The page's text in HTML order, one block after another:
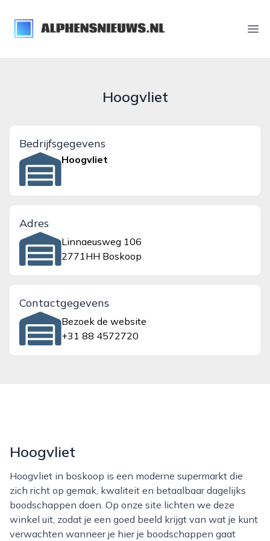
alphensnieuws.nl
Hoogvliet
Bedrijfsgegevens
Hoogvliet
Adres
Linnaeusweg 106
2771HH Boskoop
Contactgegevens
Bezoek de website
+31 88 4572720
Hoogvliet
Hoogvliet in boskoop is een moderne supermarkt die
zich richt op gemak, kwaliteit en betaalbaar dagelijks
boodschappen doen. Op onze site lichten we deze
winkel uit, zodat je een goed beeld krijgt van wat je kunt
verwachten wanneer je hier je boodschappen gaat